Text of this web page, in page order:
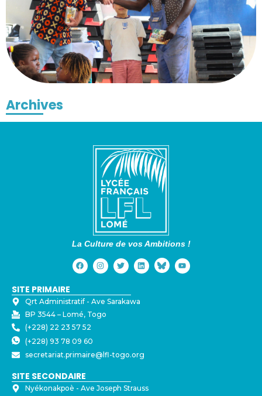
Archives
La Culture de vos Ambitions !
SITE PRIMAIRE
Qrt Administratif - ⁠Ave Sarakawa
BP 3544 – Lomé, Togo
(+228) 22 23 57 52
(+228) 93 78 09 60
secretariat.primaire@lfl-togo.org
SITE SECONDAIRE
Nyékonakpoè - ⁠Ave Joseph Strauss